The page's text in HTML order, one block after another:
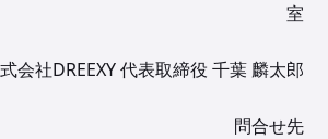
室
会社DREEXY 代表取締役 千葉 麟太郎
問合せ先